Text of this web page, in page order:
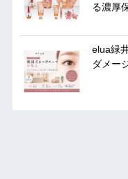
る濃厚
elua緑
ダメー